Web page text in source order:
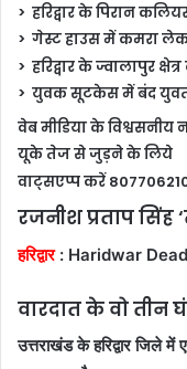
> हरिद्वार के पिरान
> गेस्ट हाउस में कमरा
> हरिद्वार के ज्वालापुर
> युवक सूटकेस में बंद
वेब मीडिया के विश्वसनीय
यूके तेज से जुड़ने के लिये
वाट्सएप्प करें
रजनीश प्रताप सिंह
हरिद्वार: Haridwar
वारदात के वो तीन
उत्तराखंड के हरिद्वार